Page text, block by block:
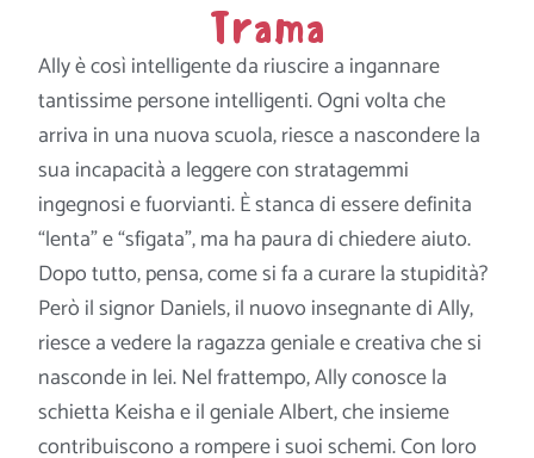
Trama
Ally è così intelligente da riuscire a ingannare
tantissime persone intelligenti. Ogni volta che
arriva in una nuova scuola, riesce a nascondere la
sua incapacità a leggere con stratagemmi
ingegnosi e fuorvianti. È stanca di essere definita
“lenta” e “sfigata”, ma ha paura di chiedere aiuto.
Dopo tutto, pensa, come si fa a curare la stupidità?
Però il signor Daniels, il nuovo insegnante di Ally,
riesce a vedere la ragazza geniale e creativa che si
nasconde in lei. Nel frattempo, Ally conosce la
schietta Keisha e il geniale Albert, che insieme
contribuiscono a rompere i suoi schemi. Con loro